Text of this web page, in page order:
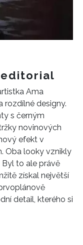
editorial
Ama
rozdílné designy.
s černým
novinových
efekt v
Oba looky vznikly
to ale právě
získal největší
detail, kterého si